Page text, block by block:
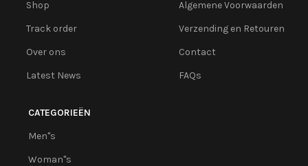
Shop
Track order
Over ons
Latest News
Algemene Voorwaarden
Verzending en Retouren
Contact
FAQs
CATEGORIEËN
Men''s
Woman''s